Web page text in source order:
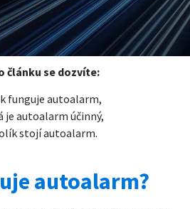
článku se dozvíte:
funguje autoalarm,
je autoalarm účinný,
stojí autoalarm.
autoalarm?